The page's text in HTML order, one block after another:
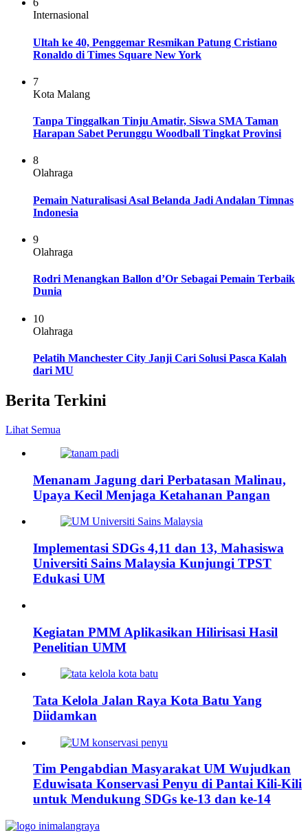
6
Internasional
Ultah ke 40, Penggemar Resmikan Patung Cristiano
Ronaldo di Times Square New York
7
Kota Malang
Tanpa Tinggalkan Tinju Amatir, Siswa SMA Taman
Harapan Sabet Perunggu Woodball Tingkat Provinsi
8
Olahraga
Pemain Naturalisasi Asal Belanda Jadi Andalan Timnas
Indonesia
9
Olahraga
Rodri Menangkan Ballon d’Or Sebagai Pemain Terbaik
Dunia
10
Olahraga
Pelatih Manchester City Janji Cari Solusi Pasca Kalah
dari MU
Berita Terkini
Lihat Semua
Menanam Jagung dari Perbatasan Malinau,
Upaya Kecil Menjaga Ketahanan Pangan
Implementasi SDGs 4,11 dan 13, Mahasiswa
Universiti Sains Malaysia Kunjungi TPST
Edukasi UM
Kegiatan PMM Aplikasikan Hilirisasi Hasil
Penelitian UMM
Tata Kelola Jalan Raya Kota Batu Yang
Diidamkan
Tim Pengabdian Masyarakat UM Wujudkan
Eduwisata Konservasi Penyu di Pantai Kili-Kili
untuk Mendukung SDGs ke-13 dan ke-14